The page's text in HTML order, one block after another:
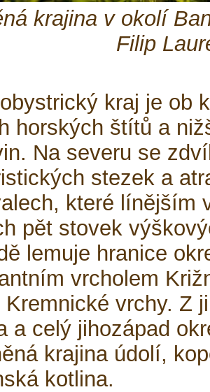
krajina v okolí
Filip
kraj je ob
horských štítů a
Na severu se
stezek a
které línějším
pět stovek
lemuje hranice
vrcholem
Kremnické vrchy. Z
a celý jihozápad
krajina údolí,
kotlina.